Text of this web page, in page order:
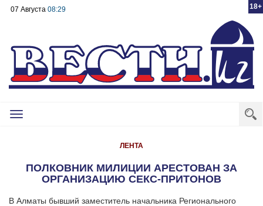
18+
07 Августа 08:29
Toggle
ЛЕНТА
ПОЛКОВНИК МИЛИЦИИ АРЕСТОВАН ЗА
ОРГАНИЗАЦИЮ СЕКС-ПРИТОНОВ
В Алматы бывший заместитель начальника Регионального